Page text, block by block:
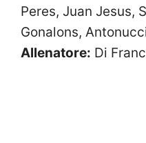
Peres, Juan Jesus,
Gonalons,
Allenatore: Di